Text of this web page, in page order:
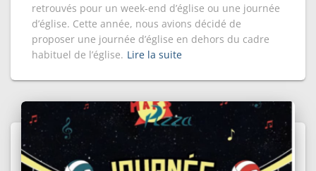
retrouvés pour un week-end d’église ou une journée
d’église. Cette année, nous avions décidé de
proposer une journée d’église en dehors du cadre
habituel de l’église. Lire la suite